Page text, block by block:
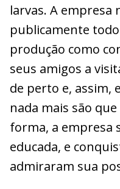
larvas. A empresa
publicamente
produção como
seus amigos a
de perto e, assim,
nada mais são
forma, a empresa
educada, e
admiraram sua